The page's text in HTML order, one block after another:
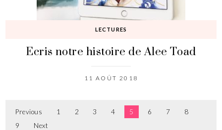
LECTURES
Ecris notre histoire de Alee Toad
11 AOÛT 2018
Previous 1 2 3 4 5 6 7
8
9
Next